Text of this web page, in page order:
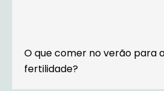
O que comer no verão para
fertilidade?